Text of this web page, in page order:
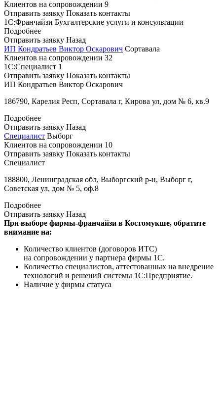
Клиентов на сопровождении 9
Отправить заявку Показать контакты
1С:Франчайзи Бухгалтерские услуги и консультации
Подробнее
Отправить заявку Назад
ИП Кондратьев Виктор Оскарович Сортавала
Клиентов на сопровождении 32
1С:Специалист 1
Отправить заявку Показать контакты
ИП Кондратьев Виктор Оскарович
186790, Карелия Респ, Сортавала г, Кирова ул, дом № 6, кв.9
Подробнее
Отправить заявку Назад
Специалист Выборг
Клиентов на сопровождении 10
Отправить заявку Показать контакты
Специалист
188800, Ленинградская обл, Выборгский р-н, Выборг г,
Советская ул, дом № 5, оф.8
Подробнее
Отправить заявку Назад
При выборе фирмы-франчайзи в Костомукше, обратите
внимание на:
Количество клиентов (договоров ИТС)
на сопровождении у партнера фирмы 1С.
Количество специалистов, аттестованных на внедрение
технологий и решений системы 1С:Предприятие.
Наличие у фирмы статуса